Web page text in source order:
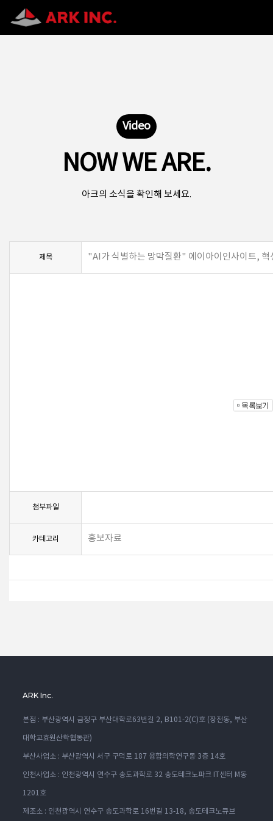
Video
NOW WE ARE.
아크의 소식을 확인해 보세요.
제목 "AI가 식별하는 망막질환" 에이아이인사이트,
첨부파일
카테고리 홍보자료
ARK Inc.
본점 : 부산광역시 금정구 부산대학로63번길 2, B101-2(C)호 (장전동, 부산
대학교효원산학협동관)
부산사업소 : 부산광역시 서구 구덕로 187 융합의학연구동 3층 14호
인천사업소 : 인천광역시 연수구 송도과학로 32 송도테크노파크 IT센터 M동
1201호
제조소 : 인천광역시 연수구 송도과학로 16번길 13-18, 송도테크노큐브